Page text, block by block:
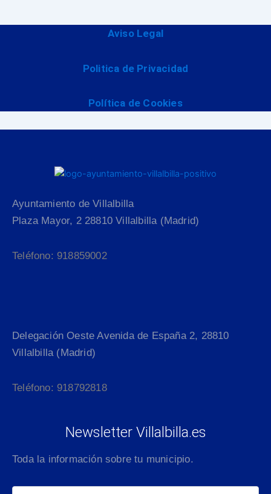
Aviso Legal
Politica de Privacidad
Política de Cookies
Ayuntamiento de Villalbilla
Plaza Mayor, 2 28810 Villalbilla (Madrid)
Teléfono: 918859002
Delegación Oeste Avenida de España 2, 28810
Villalbilla (Madrid)
Teléfono: 918792818
Newsletter Villalbilla.es
Toda la información sobre tu municipio.